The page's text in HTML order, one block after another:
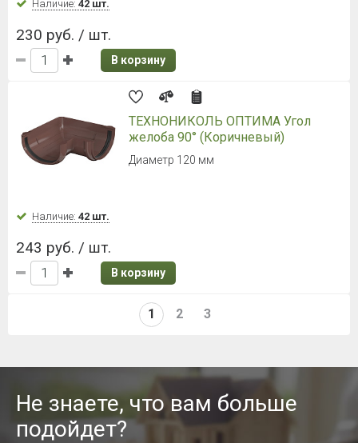
Наличие: 42 шт.
230 руб. / шт.
В корзину
ТЕХНОНИКОЛЬ ОПТИМА Угол
желоба 90° (Коричневый)
Диаметр 120 мм
Наличие: 42 шт.
243 руб. / шт.
В корзину
1 2 3
Не знаете, что вам больше
подойдет?